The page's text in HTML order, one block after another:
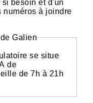
besoin et d'un
numéros à joindre
Galien
se situe
de
de 7h à 21h